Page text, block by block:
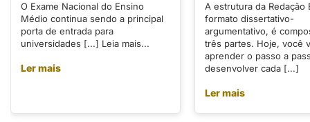
O Exame Nacional do Ensino
Médio continua sendo a principal
porta de entrada para
universidades [...] Leia mais...
Ler mais
A estrutura da Redação
formato dissertativo-
argumentativo, é
três partes. Hoje, você
aprender o passo a
desenvolver cada [...]
Ler mais